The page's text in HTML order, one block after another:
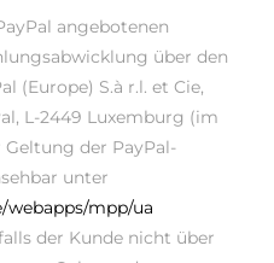
angebotenen
über den
(Europe) S.à r.l. et Cie,
L-2449 Luxemburg (im
Geltung der PayPal-
unter
/webapps/mpp/ua
der Kunde nicht über